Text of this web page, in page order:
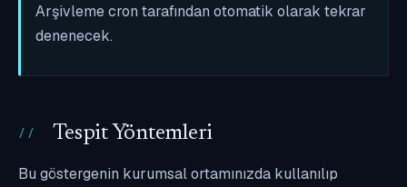
Arşivleme cron tarafından otomatik olarak tekrar
denenecek.
Tespit Yöntemleri
Bu göstergenin kurumsal ortamınızda kullanılıp